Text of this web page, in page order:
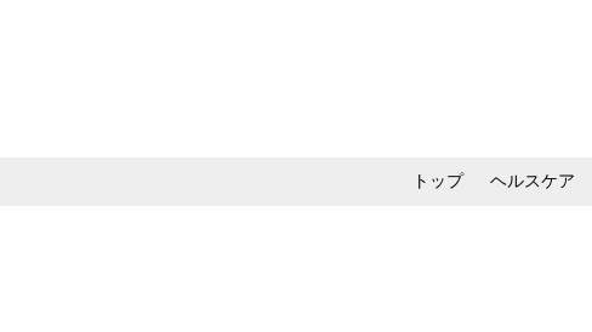
トップ ヘルスケア